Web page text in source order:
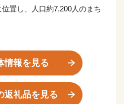
置し、人口約7,200人のまち
産物が獲れるもので、特にし
鮭、つぶ貝は築地市場を始め
ります。
水産物だけでも十分すぎるく
情報を見る
返礼品を見る